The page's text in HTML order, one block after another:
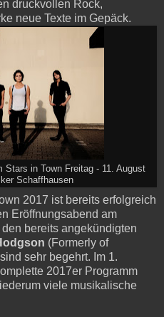
druckvollen Rock,
neue Texte im Gepäck.
Stars in Town Freitag - 11. August
Schaffhausen
2017 ist bereits erfolgreich
Eröffnungsabend am
bereits angekündigten
(Formerly of
sehr begehrt. Im 1.
2017er Programm
viele musikalische